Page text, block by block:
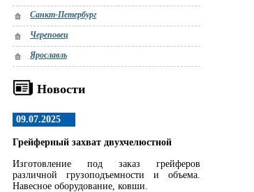
Санкт-Петербург
Череповец
Ярославль
Новости
09.07.2025
Грейферный захват двухчелюстной
Изготовление под заказ грейферов
различной грузоподъемности и объема.
Навесное оборудование, ковши.